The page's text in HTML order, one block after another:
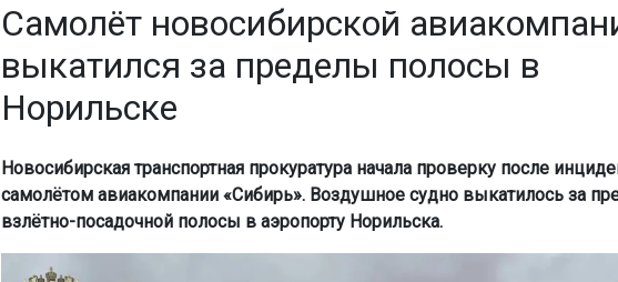
Самолёт новосибирской
выкатился за пределы полосы в
Норильске
Новосибирская транспортная прокуратура начала проверку после
самолётом авиакомпании «Сибирь». Воздушное судно выкатилось за
взлётно-посадочной полосы в аэропорту Норильска.